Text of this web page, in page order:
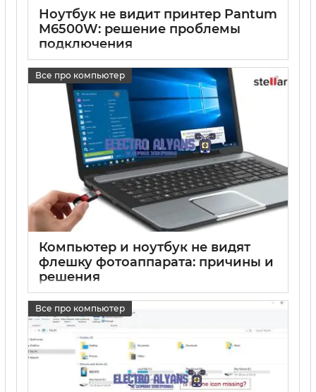
Ноутбук не видит принтер Pantum
M6500W: решение проблемы
подключения
Все про компьютер
Компьютер и ноутбук не видят
флешку фотоаппарата: причины и
решения
Все про компьютер